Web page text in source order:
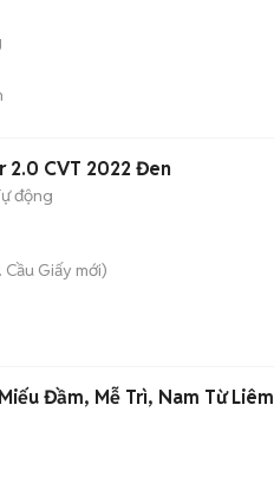
2.0 CVT 2022 Đen
động
Cầu Giấy mới)
Đầm, Mễ Trì, Nam Từ Liêm